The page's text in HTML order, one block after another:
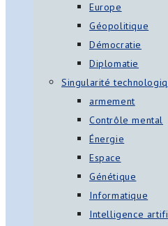
Europe
Géopolitique
Démocratie
Diplomatie
Singularité
armement
Contrôle mental
Énergie
Espace
Génétique
Informatique
Intelligence